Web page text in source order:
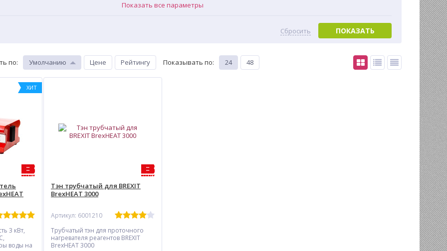
Показать все параметры
ПОКАЗАТЬ
Сбросить
по: Умолчанию Цене Рейтингу Показывать по: 24 48
ХИТ
3 кВт,
воды на
Тэн трубчатый для BREXIT
BrexHEAT 3000
Артикул: 6001210
Трубчатый тэн для проточного
нагревателя реагентов BREXIT
BrexHEAT 3000